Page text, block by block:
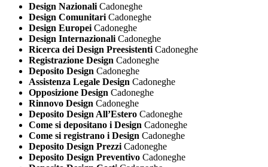
Design Nazionali Cadoneghe
Design Comunitari Cadoneghe
Design Europei Cadoneghe
Design Internazionali Cadoneghe
Ricerca dei Design Preesistenti Cadoneghe
Registrazione Design Cadoneghe
Deposito Design Cadoneghe
Assistenza Legale Design Cadoneghe
Opposizione Design Cadoneghe
Rinnovo Design Cadoneghe
Deposito Design All’Estero Cadoneghe
Come si depositano i Design Cadoneghe
Come si registrano i Design Cadoneghe
Deposito Design Prezzi Cadoneghe
Deposito Design Preventivo Cadoneghe